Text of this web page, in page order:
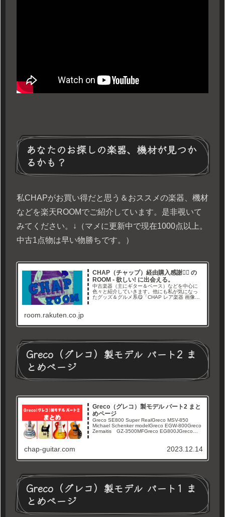
あなたのお探しの楽器、機材が見つか
るかも？
私CHAPがお買い得だと思う＆おススメの楽器、機材
などを楽天ROOMでご紹介しています。是非覗いて
みてください。↓（マメに更新中で現在1000点以上。
中古1点物は早い物勝ちです。）
CHAP（チャップ）経由購入感謝🙇‍♂ の
ROOM - 欲しい! に出会える。
中古楽器（主にギター＆ベース）などを中心に
色々と紹介していきます。他にも私が気になっ
たグッズ＆グルメ系😋「CHAP レア楽器 画像倉
room.rakuten.co.jp
Greco（グレコ）製モデル パート2 ま
とめページ
Greco（グレコ）製モデル パート2 まと
めページ
Greco SE800 Super RealGreco MSV-850
Michael Schenker modelGreco EGW-800Greco
Zemaitis GZ-3500MFGreco EG800JGreco
chap-guitar.com 2023.12.14
Greco（グレコ）製モデル パート1 ま
とめページ